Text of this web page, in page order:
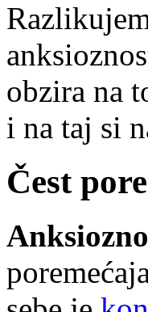
obzira na
i na taj si
Čest